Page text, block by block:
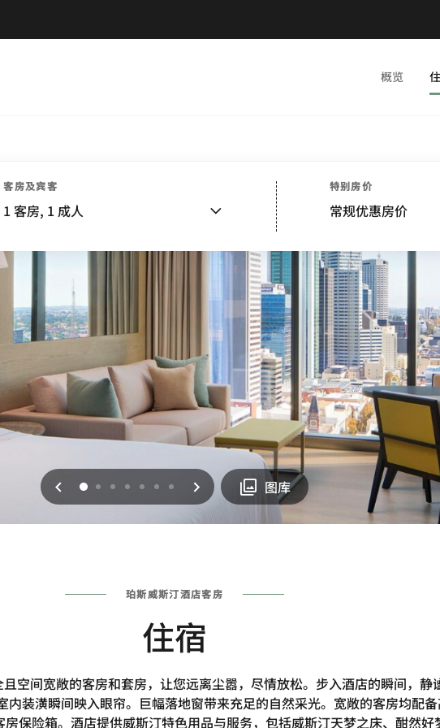
概览
客房及宾客
1 客房, 1 成人
特别房价
常规优惠房价
上一页
0 1 2 3 4 5 6 下一页 图库
珀斯威斯汀酒店客房
住宿
空间宽敞的客房和套房，让您远离尘嚣，尽情放松。步入酒店的瞬间，静
内装潢瞬间映入眼帘。巨幅落地窗带来充足的自然采光。宽敞的客房均配
保险箱。酒店提供威斯汀特色用品与服务，包括威斯汀天梦之床、酣然